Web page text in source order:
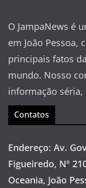
O JampaNews é
em João Pessoa,
principais fatos
mundo. Nosso
informação
Contatos
Endereço: Av.
Figueiredo, Nº
Oceania, João